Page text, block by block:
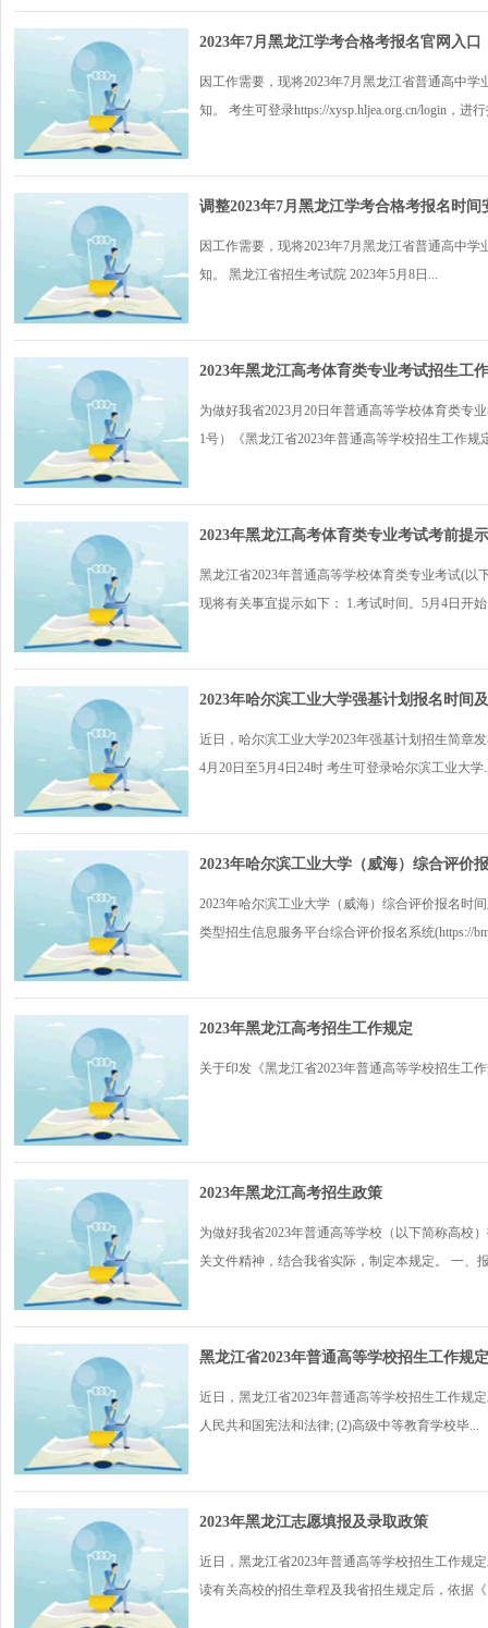
2023年7月黑龙江学考合格考报名官网入
因工作需要，现将2023年7月黑龙江省普通高中
知。 考生可登录https://xysp.hljea.org.cn/login，进
调整2023年7月黑龙江学考合格考报名时间
因工作需要，现将2023年7月黑龙江省普通高中
知。 黑龙江省招生考试院 2023年5月8日...
2023年黑龙江高考体育类专业考试招生工
为做好我省2023月20日年普通高等学校体育类专
1号）《黑龙江省2023年普通高等学校招生工作规
2023年黑龙江高考体育类专业考试考前提示
黑龙江省2023年普通高等学校体育类专业考试(
现将有关事宜提示如下： 1.考试时间。5月4日开
2023年哈尔滨工业大学强基计划报名时间
近日，哈尔滨工业大学2023年强基计划招生简章
4月20日至5月4日24时 考生可登录哈尔滨工业大学
2023年哈尔滨工业大学（威海）综合评价
2023年哈尔滨工业大学（威海）综合评价报名时
类型招生信息服务平台综合评价报名系统(https://
2023年黑龙江高考招生工作规定
关于印发《黑龙江省2023年普通高等学校招生工
2023年黑龙江高考招生政策
为做好我省2023年普通高等学校（以下简称高校
关文件精神，结合我省实际，制定本规定。 一、
黑龙江省2023年普通高等学校招生工作规
近日，黑龙江省2023年普通高等学校招生工作规
人民共和国宪法和法律; (2)高级中等教育学校毕...
2023年黑龙江志愿填报及录取政策
近日，黑龙江省2023年普通高等学校招生工作规
读有关高校的招生章程及我省招生规定后，依据